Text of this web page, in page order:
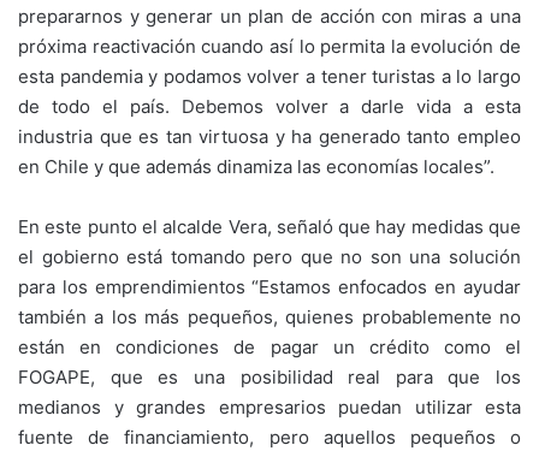
prepararnos y generar un plan de acción con miras a una
próxima reactivación cuando así lo permita la evolución de
esta pandemia y podamos volver a tener turistas a lo largo
de todo el país. Debemos volver a darle vida a esta
industria que es tan virtuosa y ha generado tanto empleo
en Chile y que además dinamiza las economías locales”.
En este punto el alcalde Vera, señaló que hay medidas que
el gobierno está tomando pero que no son una solución
para los emprendimientos “Estamos enfocados en ayudar
también a los más pequeños, quienes probablemente no
están en condiciones de pagar un crédito como el
FOGAPE, que es una posibilidad real para que los
medianos y grandes empresarios puedan utilizar esta
fuente de financiamiento, pero aquellos pequeños o